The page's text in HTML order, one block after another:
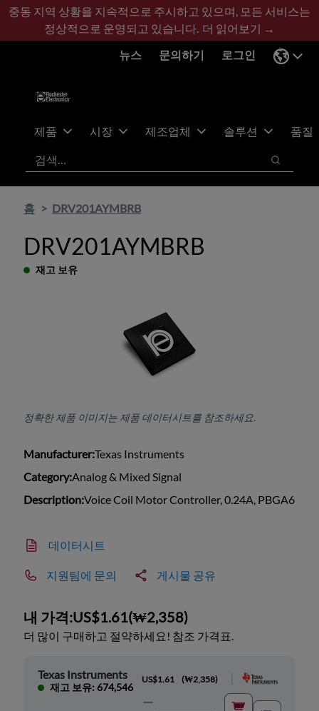
기
콘
바
글
중동 지역 상황을 지속적으로 주시하고 있으며, 모든 서비스는
정상적으로 운영되고 있습니다. 더 읽어보기 →
뉴스
문의하기 로그인
제품 시장 제조업체 솔루션
품질
검색
검색
홈 DRV201AYMBRB
DRV201AYMBRB
재고 보유
정확한 제품 이미지는 제품 데이터시트를 참조하세요.
Manufacturer:Texas Instruments
Category:Analog & Mixed Signal
Description:Voice Coil Motor Controller, 0.24A, PBGA6
데이터시트
지원팀에 문의 게시물 공유
내 가격:US$1.61(₩2,358)
더 많이 구매하고 절약하세요! 참조 가격표.
Texas Instruments
재고 보유: 674,546
US$1.61 (₩2,358)